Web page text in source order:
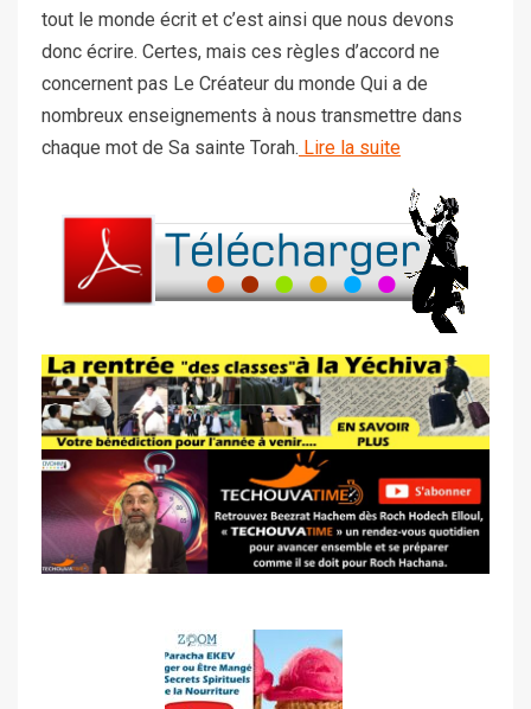
tout le monde écrit et c’est ainsi que nous devons
donc écrire. Certes, mais ces règles d’accord ne
concernent pas Le Créateur du monde Qui a de
nombreux enseignements à nous transmettre dans
chaque mot de Sa sainte Torah. Lire la suite